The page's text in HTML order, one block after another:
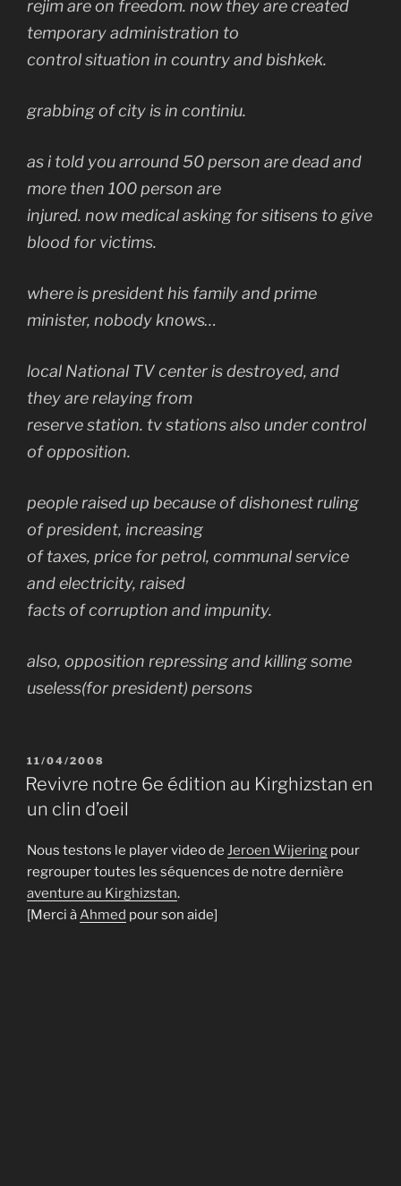
rejim are on freedom. now they are created
temporary administration to
control situation in country and bishkek.
grabbing of city is in continiu.
as i told you arround 50 person are dead and
more then 100 person are
injured. now medical asking for sitisens to give
blood for victims.
where is president his family and prime
minister, nobody knows…
local National TV center is destroyed, and
they are relaying from
reserve station. tv stations also under control
of opposition.
people raised up because of dishonest ruling
of president, increasing
of taxes, price for petrol, communal service
and electricity, raised
facts of corruption and impunity.
also, opposition repressing and killing some
useless(for president) persons
PUBLIÉ
LE
11/04/2008
Revivre notre 6e édition au Kirghizstan en
un clin d’oeil
Nous testons le player video de Jeroen Wijering pour
regrouper toutes les séquences de notre dernière
aventure au Kirghizstan.
[Merci àAhmed pour son aide]